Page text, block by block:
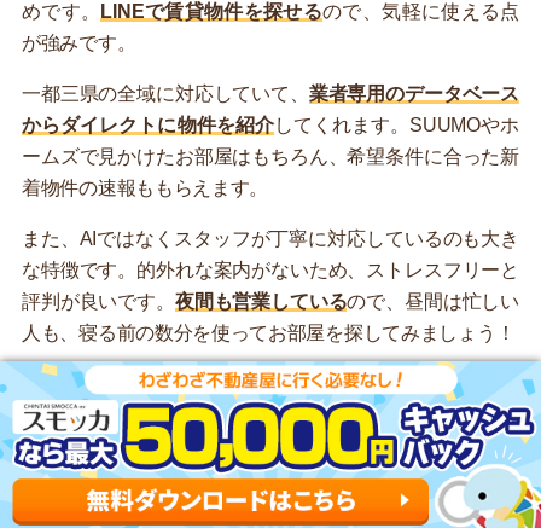
めです。
LINEで賃貸物件を探せるので、気軽に使える点
が強みです。
一都三県の全域に対応していて、 業者専用のデータベース
からダイレクトに物件を紹介してくれます。SUUMOやホ
ームズで見かけたお部屋はもちろん、希望条件に合った新
着物件の速報ももらえます。
また、AIではなくスタッフが丁寧に対応しているのも大き
な特徴です。的外れな案内がないため、ストレスフリーと
評判が良いです。 夜間も営業しているので、昼間は忙しい
人も、寝る前の数分を使ってお部屋を探してみましょう！
LINEで気軽にお部屋を探せる！
スミカの公式LINEはこちら